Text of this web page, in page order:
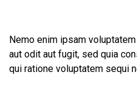
Nemo enim ipsam
aut odit aut fugit, sed quia
qui ratione voluptatem sequi